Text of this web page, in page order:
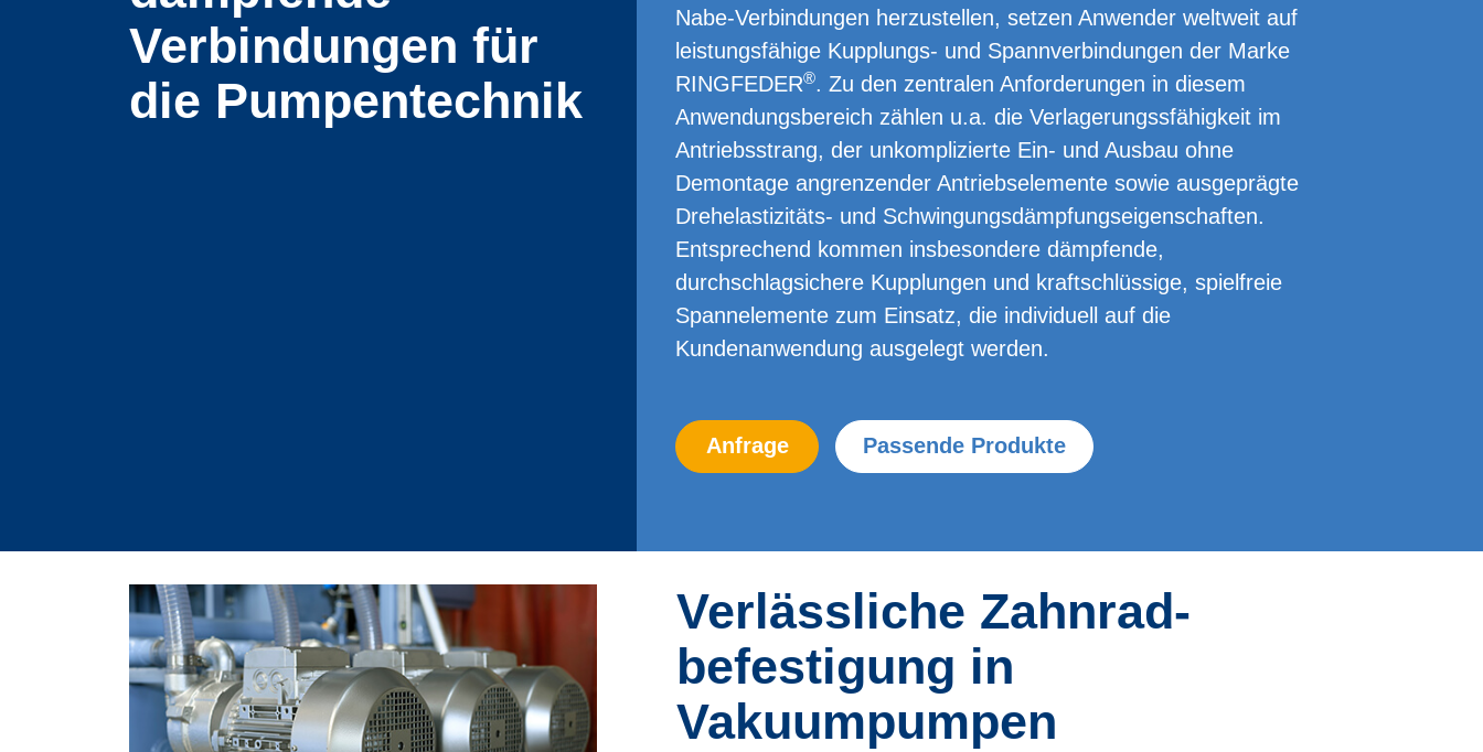
Verbindung­en für
die Pumpen­technik
Nabe-Verbindung­en herzustellen, setzen Anwender weltweit auf
leistungsfähige Kupplungs- und Spann­verbindungen der Marke
RINGFEDER®. Zu den zentralen Anforde­rungen in diesem
Anwendungsbereich zählen u.a. die Verlagerungssfähigkeit im
Antriebsstrang, der unkomplizierte Ein- und Ausbau ohne
Demontage angrenzender Antriebselemente sowie ausgeprägte
Drehelastizitäts- und Schwingungsdämpfungseigenschaften.
Entsprechend kommen insbesondere dämpfende,
durchschlagsichere Kupp­lung­en und kraftschlüssige, spielfreie
Spann­elemente zum Einsatz, die individuell auf die
Kundenanwendung ausgelegt werden.
Anfrage Passende Produkte
Verlässliche Zahnrad­
befestigung in
Vakuumpumpen